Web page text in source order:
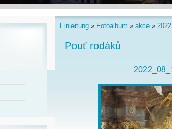
Einleitung » Fotoalbum » akce » 2022
Pouť rodáků